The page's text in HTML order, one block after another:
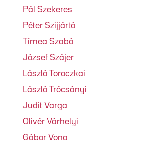
Pál Szekeres
Péter Szijjártó
Tímea Szabó
József Szájer
László Toroczkai
László Trócsányi
Judit Varga
Olivér Várhelyi
Gábor Vona